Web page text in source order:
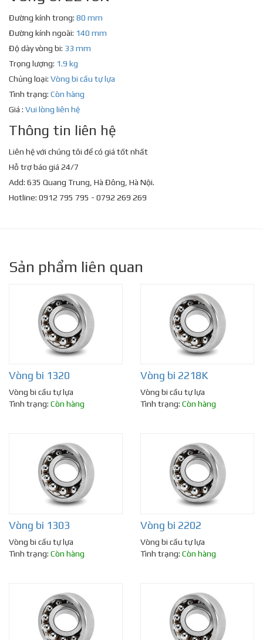
Đường kính trong: 80 mm
Đường kính ngoài: 140 mm
Độ dày vòng bi: 33 mm
Trọng lượng: 1.9 kg
Chủng loại: Vòng bi cầu tự lựa
Tình trạng: Còn hàng
Giá : Vui lòng liên hệ
Thông tin liên hệ
Liên hệ với chúng tôi để có giá tốt nhất
Hỗ trợ báo giá 24/7
Add: 635 Quang Trung, Hà Đông, Hà Nội.
Hotline: 0912 795 795 - 0792 269 269
Sản phẩm liên quan
Vòng bi 1320
Vòng bi cầu tự lựa
Tình trạng: Còn hàng
Vòng bi 2218K
Vòng bi cầu tự lựa
Tình trạng: Còn hàng
Vòng bi 1303
Vòng bi cầu tự lựa
Tình trạng: Còn hàng
Vòng bi 2202
Vòng bi cầu tự lựa
Tình trạng: Còn hàng